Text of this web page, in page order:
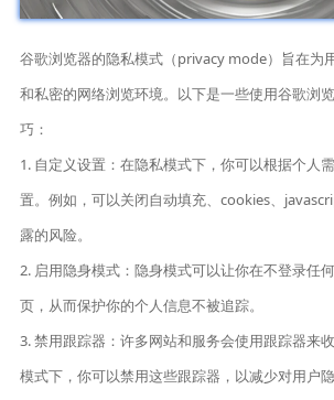
谷歌浏览器的隐私模式（privacy mode）旨在为
和私密的网络浏览环境。以下是一些使用谷歌浏
巧：
1. 自定义设置：在隐私模式下，你可以根据个人
置。例如，可以关闭自动填充、cookies、
露的风险。
2. 启用隐身模式：隐身模式可以让你在不登录任
页，从而保护你的个人信息不被追踪。
3. 禁用跟踪器：许多网站和服务会使用跟踪器来
模式下，你可以禁用这些跟踪器，以减少对用户隐